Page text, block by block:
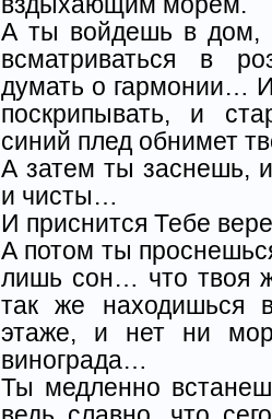
А ты войдешь в дом,
всматриваться в
думать о гармонии…
поскрипывать, и
синий плед обнимет
А затем ты заснешь,
и чисты…
И приснится Тебе
А потом ты
лишь сон… что твоя
так же находишься
этаже, и нет ни
винограда…
Ты медленно